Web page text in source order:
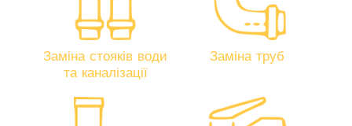
Заміна стояків води
та каналізації
Заміна труб